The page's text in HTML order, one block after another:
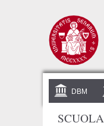
DBM
SCUOLA